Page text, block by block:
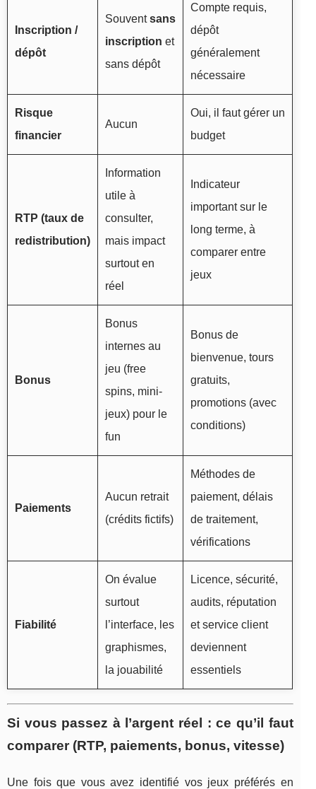
Inscription /
dépôt
Souventsans
inscription et
sans dépôt
Compte requis,
dépôt
généralement
nécessaire
Risque
financier
Aucun
Oui, il faut gérer un
budget
RTP (taux de
redistribution)
Information
utile à
consulter,
mais impact
surtout en
réel
Indicateur
important sur le
long terme, à
comparer entre
jeux
Bonus
Bonus
internes au
jeu (free
spins, mini-
jeux) pour le
fun
Bonus de
bienvenue, tours
gratuits,
promotions (avec
conditions)
Paiements
Aucun retrait
(crédits fictifs)
Méthodes de
paiement, délais
de traitement,
vérifications
Fiabilité
On évalue
surtout
l’interface, les
graphismes,
la jouabilité
Licence, sécurité,
audits, réputation
et service client
deviennent
essentiels
Si vous passez à l’argent réel : ce qu’il faut
comparer (RTP, paiements, bonus, vitesse)
Une fois que vous avez identifié vos jeux préférés en